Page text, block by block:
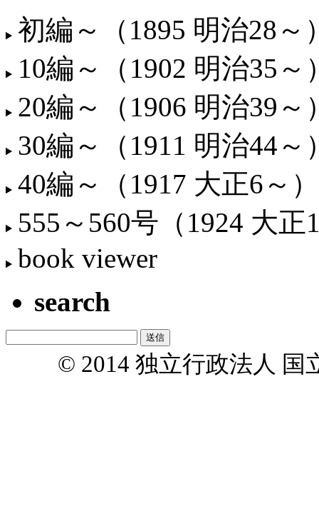
初編～（1895 明治28～
10編～（1902 明治35～
20編～（1906 明治39～
30編～（1911 明治44～
40編～（1917 大正6～）
555～560号（1924 大正
book viewer
search
© 2014 独立行政法人 国